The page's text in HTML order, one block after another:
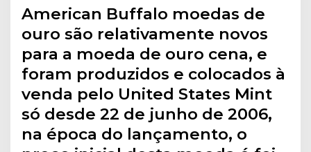
American Buffalo moedas de
ouro são relativamente novos
para a moeda de ouro cena, e
foram produzidos e colocados à
venda pelo United States Mint
só desde 22 de junho de 2006,
na época do lançamento, o